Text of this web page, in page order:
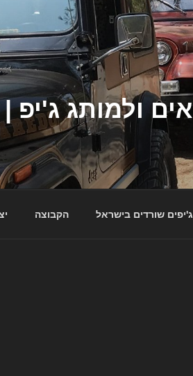
ג'יפים שורדים בישראל הקבוצה